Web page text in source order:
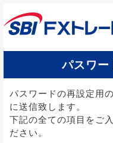
パスワー
パスワードの再設定用
に送信致します。
下記の全ての項目をご
ださい。